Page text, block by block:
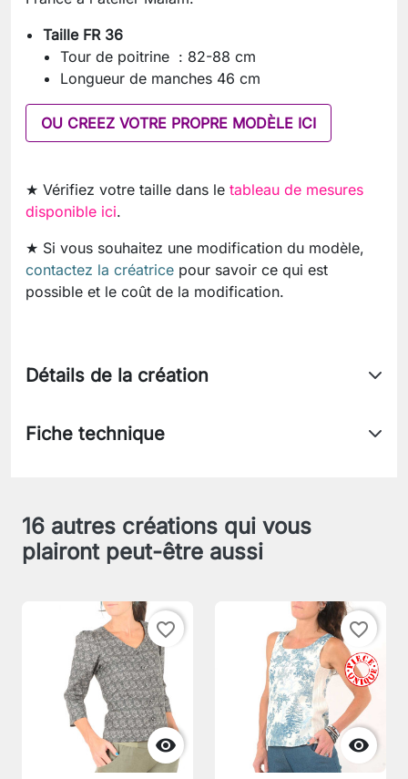
Taille FR 36
Tour de poitrine : 82-88 cm
Longueur de manches 46 cm
OU CREEZ VOTRE PROPRE MODÈLE ICI
★ Vérifiez votre taille dans le tableau de mesures
disponible ici.
★ Si vous souhaitez une modification du modèle,
contactez la créatrice pour savoir ce qui est
possible et le coût de la modification.
Détails de la création
Fiche technique
16 autres créations qui vous
plairont peut-être aussi

favorite_border

favorite_border